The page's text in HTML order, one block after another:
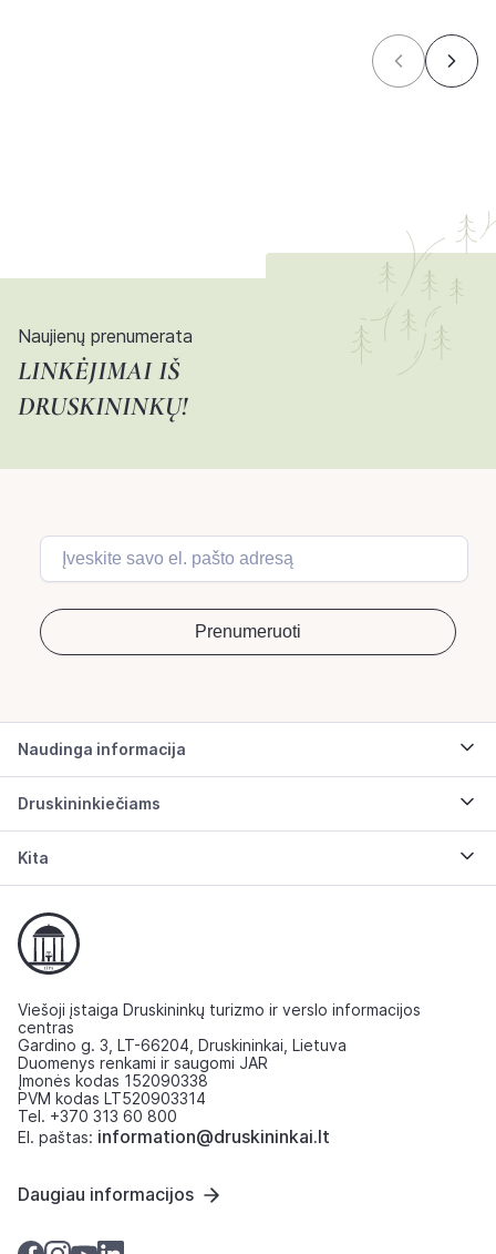
Naujienų prenumerata
LINKĖJIMAI IŠ
DRUSKININKŲ!
Naudinga informacija
Druskininkiečiams
Kita
Viešoji įstaiga Druskininkų turizmo ir verslo informacijos
centras
Gardino g. 3, LT-66204, Druskininkai, Lietuva
Duomenys renkami ir saugomi JAR
Įmonės kodas 152090338
PVM kodas LT520903314
Tel. +370 313 60 800
El. paštas: information@druskininkai.lt
Daugiau informacijos